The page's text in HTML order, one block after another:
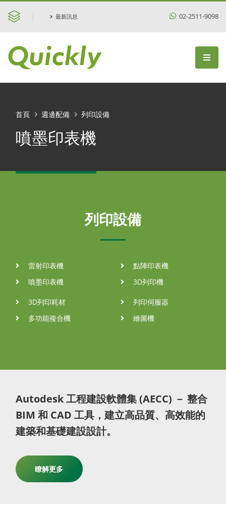
最新訊息 02-2511-9098
噴墨印表機
首頁 週邊配備 列印設備
列印設備
雷射印表機
噴墨印表機
點陣印表機
3D列印機
3D列印耗材
多功能複合機
列印伺服器
繪圖機
Autodesk 工程建設軟體集 (AECC) － 整合
BIM 和 CAD 工具，建立高品質、高效能的
建築和基礎建設設計。
瞭解更多